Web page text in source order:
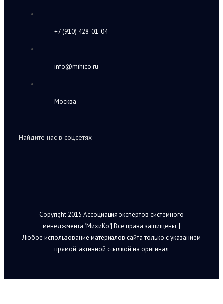
+7 (910) 428-01-04
info@mihico.ru
Москва
Найдите нас в соцсетях
Copyright 2015 Ассоциация экспертов системного
менеджмента "МихиКо"| Все права защищены. |
Любое использование материалов сайта только с указанием
прямой, активной ссылкой на оригинал